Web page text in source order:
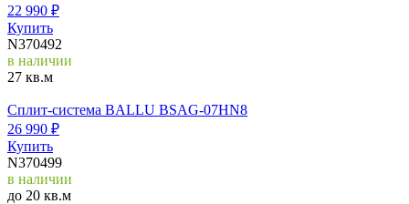
22 990 ₽
Купить
N370492
в наличии
27 кв.м
Cплит-система BALLU BSAG-07HN8
26 990 ₽
Купить
N370499
в наличии
до 20 кв.м